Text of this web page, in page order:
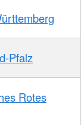
Pfalz
Rotes